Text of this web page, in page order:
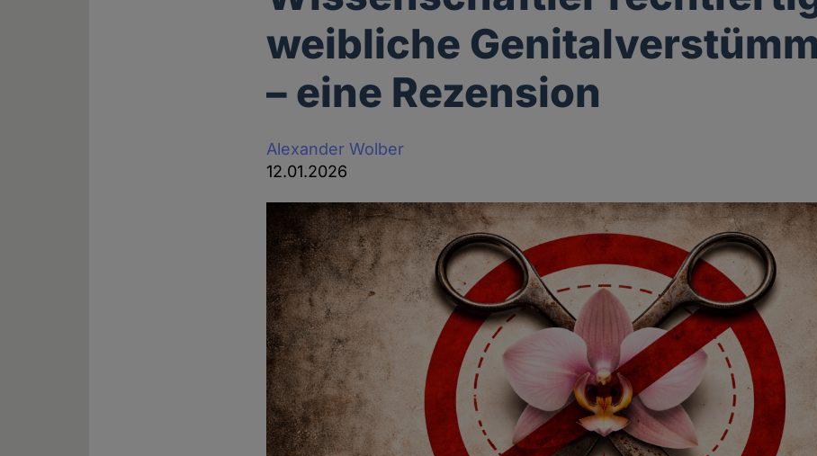
weibliche
– eine Rezension
Alexander Wolber
12.01.2026